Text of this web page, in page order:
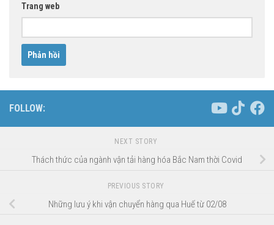
Trang web
FOLLOW:
NEXT STORY
Thách thức của ngành vận tải hàng hóa Bắc Nam thời Covid
PREVIOUS STORY
Những lưu ý khi vận chuyển hàng qua Huế từ 02/08